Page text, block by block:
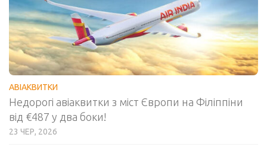
АВІАКВИТКИ
Недорогі авіаквитки з міст Європи на Філіппіни
від €487 у два боки!
23 ЧЕР, 2026